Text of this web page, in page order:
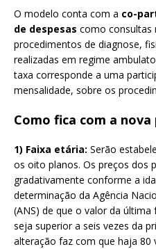
O modelo conta com a co-
de despesas como consultas
procedimentos de diagnose,
realizadas em regime
taxa corresponde a uma
mensalidade, sobre os
Como fica com a
1) Faixa etária: Serão
os oito planos. Os preços dos
gradativamente conforme a
determinação da Agência
(ANS) de que o valor da
seja superior a seis vezes da
alteração faz com que haja 80